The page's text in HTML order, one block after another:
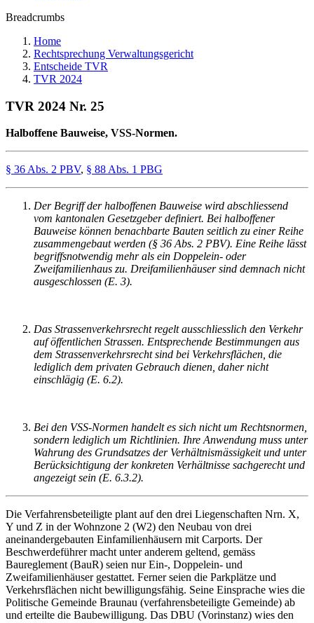
Breadcrumbs
Home
Rechtsprechung Verwaltungsgericht
Entscheide TVR
TVR 2024
TVR 2024 Nr. 25
Halboffene Bauweise, VSS-Normen.
§ 36 Abs. 2 PBV, § 88 Abs. 1 PBG
Der Begriff der halboffenen Bauweise wird abschliessend
vom kantonalen Gesetzgeber definiert. Bei halboffener
Bauweise können benachbarte Bauten seitlich zu einer Reihe
zusammengebaut werden (§ 36 Abs. 2 PBV). Eine Reihe lässt
begriffsnotwendig mehr als ein Doppelein- oder
Zweifamilienhaus zu. Dreifamilienhäuser sind demnach nicht
ausgeschlossen (E. 3).
Das Strassenverkehrsrecht regelt ausschliesslich den Verkehr
auf öffentlichen Strassen. Entsprechende Bestimmungen aus
dem Strassenverkehrsrecht sind bei Verkehrsflächen, die
lediglich dem privaten Gebrauch dienen, daher nicht
einschlägig (E. 6.2).
Bei den VSS-Normen handelt es sich nicht um Rechtsnormen,
sondern lediglich um Richtlinien. Ihre Anwendung muss unter
Wahrung des Grundsatzes der Verhältnismässigkeit und unter
Berücksichtigung der konkreten Verhältnisse sachgerecht und
angezeigt sein (E. 6.3.2).
Die Verfahrensbeteiligte plant auf den drei Liegenschaften Nrn. X,
Y und Z in der Wohnzone 2 (W2) den Neubau von drei
aneinandergebauten Einfamilienhäusern mit Carports. Der
Beschwerdeführer macht unter anderem geltend, gemäss
Baureglement (BauR) seien nur Ein-, Doppelein- und
Zweifamilienhäuser gestattet. Ferner seien die Parkplätze und
Verkehrsflächen nicht bewilligungsfähig. Seine Einsprache wies die
Politische Gemeinde Braunau (verfahrensbeteiligte Gemeinde) ab
und erteilte die Baubewilligung. Das DBU (Vorinstanz) wies den